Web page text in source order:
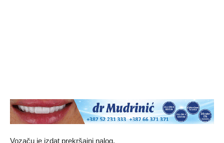
Vozaču je izdat prekršajni nalog.